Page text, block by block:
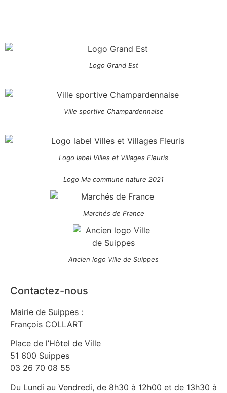
Logo Grand Est
Ville sportive Champardennaise
Logo label Villes et Villages Fleuris
Logo Ma commune nature 2021
Marchés de France
Ancien logo Ville de Suippes
Contactez-nous
Mairie de Suippes :
François COLLART
Place de l’Hôtel de Ville
51 600 Suippes
03 26 70 08 55
Du Lundi au Vendredi, de 8h30 à 12h00 et de 13h30 à